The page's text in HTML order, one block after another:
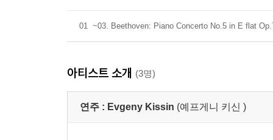
01 ~03. Beethoven: Piano Concerto No.5 in E flat
아티스트 소개 (3명)
연주 : Evgeny Kissin (예프게니 키신 )